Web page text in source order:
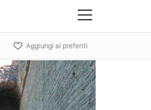
Aggiungi ai preferiti